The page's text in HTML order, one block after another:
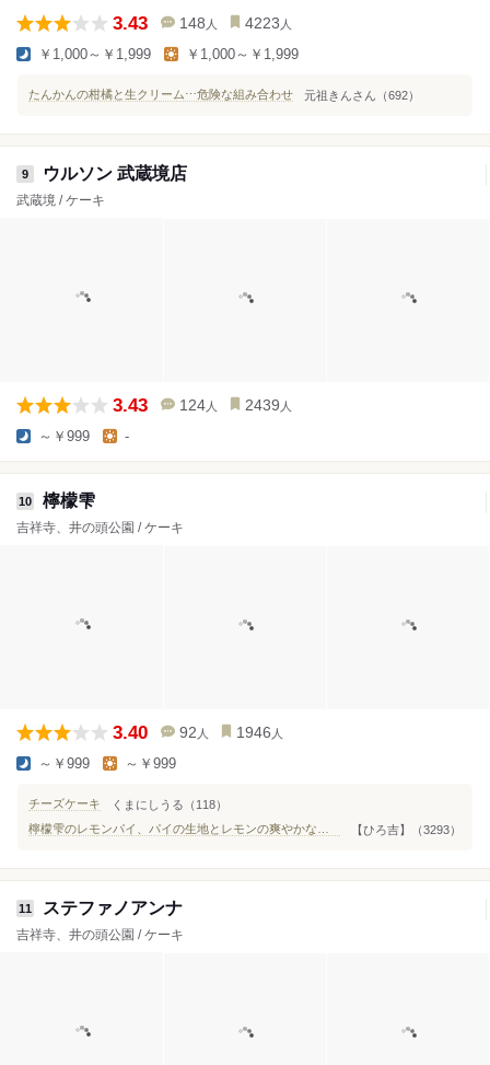
3.43 148 人 4223 人
￥1,000～￥1,999 ￥1,000～￥1,999
たんかんの柑橘と生クリーム⋯危険な組み合わせ 元祖きんさん（692）
9 ウルソン 武蔵境店
武蔵境 / ケーキ
3.43 124 人 2439 人
～￥999 -
10 檸檬雫
吉祥寺、井の頭公園 / ケーキ
3.40 92 人 1946 人
～￥999 ～￥999
チーズケーキ
くまにしうる（118）
【ひろ吉】（3293）
11 ステファノアンナ
吉祥寺、井の頭公園 / ケーキ